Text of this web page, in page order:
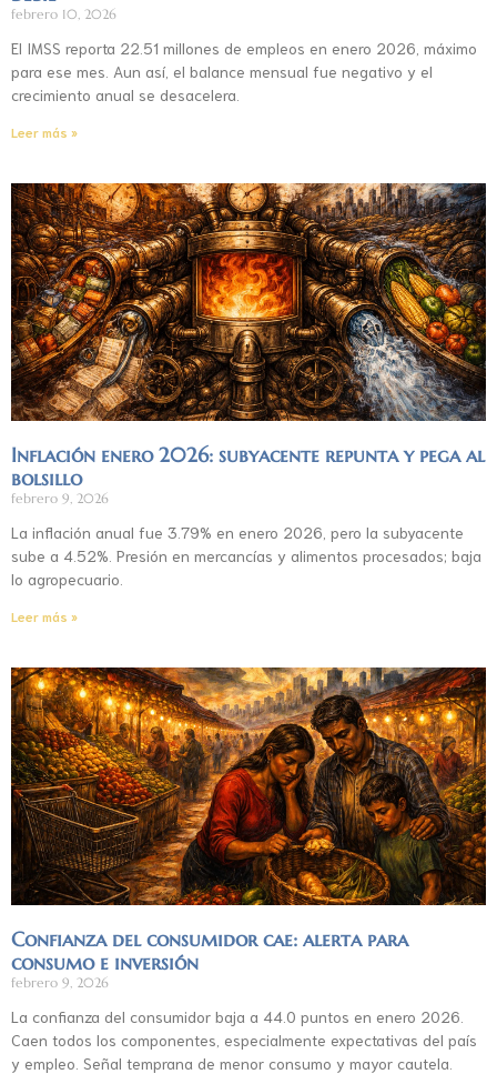
febrero 10, 2026
El IMSS reporta 22.51 millones de empleos en enero 2026, máximo
para ese mes. Aun así, el balance mensual fue negativo y el
crecimiento anual se desacelera.
Leer más »
Inflación enero 2026: subyacente repunta y pega al
bolsillo
febrero 9, 2026
La inflación anual fue 3.79% en enero 2026, pero la subyacente
sube a 4.52%. Presión en mercancías y alimentos procesados; baja
lo agropecuario.
Leer más »
Confianza del consumidor cae: alerta para
consumo e inversión
febrero 9, 2026
La confianza del consumidor baja a 44.0 puntos en enero 2026.
Caen todos los componentes, especialmente expectativas del país
y empleo. Señal temprana de menor consumo y mayor cautela.